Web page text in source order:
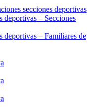
secciones deportivas
deportivas – Secciones
deportivas – Familiares de